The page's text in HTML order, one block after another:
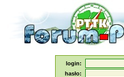
login:
hasło: